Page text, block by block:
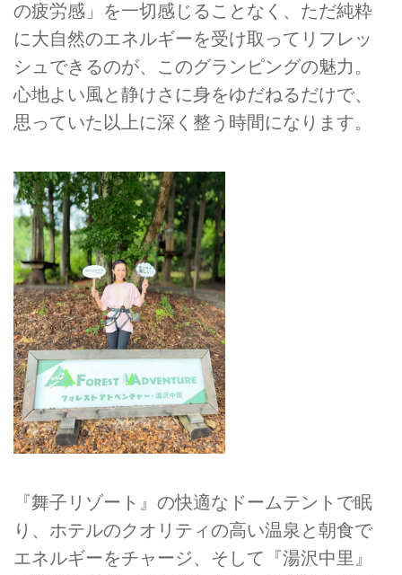
の疲労感」を一切感じることなく、ただ純粋
に大自然のエネルギーを受け取ってリフレッ
シュできるのが、このグランピングの魅力。
心地よい風と静けさに身をゆだねるだけで、
思っていた以上に深く整う時間になります。
『舞子リゾート』の快適なドームテントで眠
り、ホテルのクオリティの高い温泉と朝食で
エネルギーをチャージ、そして『湯沢中里』